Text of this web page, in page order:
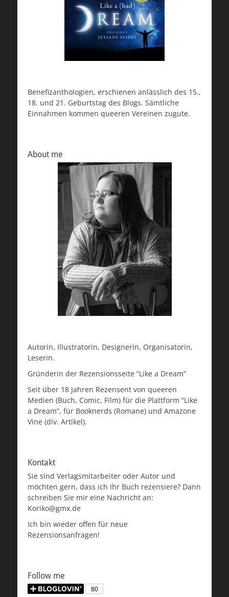
Benefizanthologien, erschienen anlässlich des 15.,
18. und 21. Geburtstag des Blogs. Sämtliche
Einnahmen kommen queeren Vereinen zugute.
About me
Autorin, Illustratorin, Designerin, Organisatorin,
Leserin.
Gründerin der Rezensionsseite “Like a Dream”
Seit über 18 Jahren Rezensent von queeren
Medien (Buch, Comic, Film) für die Plattform “Like
a Dream”, für Booknerds (Romane) und Amazone
Vine (div. Artikel).
Kontakt
Sie sind Verlagsmitarbeiter oder Autor und
möchten gern, dass ich Ihr Buch rezensiere? Dann
schreiben Sie mir eine Nachricht an:
Koriko@gmx.de
Ich bin wieder offen für neue
Rezensionsanfragen!
Follow me